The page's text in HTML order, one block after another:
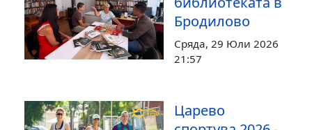
Бродилово
Сряда, 29 Юли 2026
21:57
Царево